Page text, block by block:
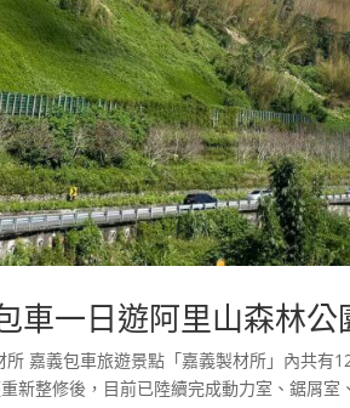
車一日遊阿里山森林公
所 嘉義包車旅遊景點「嘉義製材所」內共
新整修後，目前已陸續完成動力室、鋸屑